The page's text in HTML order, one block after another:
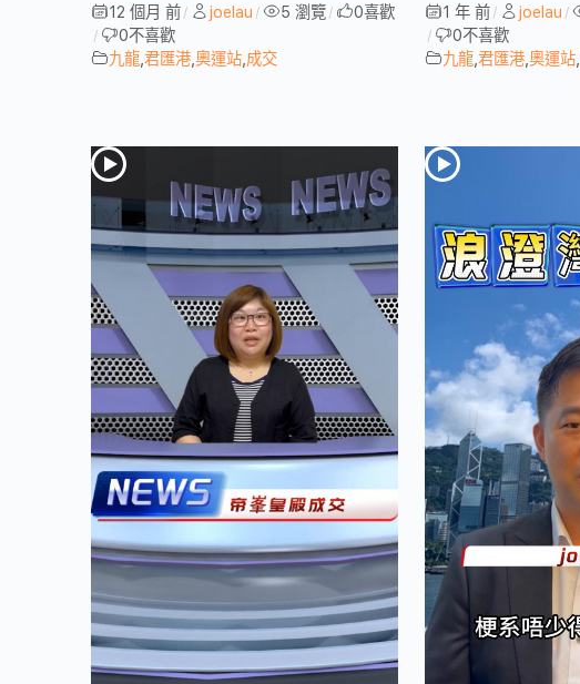
12 個月 前 / joelau / 5 瀏覽 / 0喜歡
/ 0不喜歡
九龍 君匯港 奧運站 成交
1 年 前 / joelau /
/ 0不喜歡
九龍 ,君匯港 ,奧運站